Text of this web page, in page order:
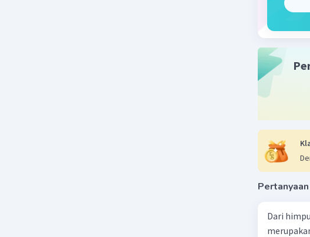
Dari
merupakan ko- respondensi satu-satu? a. {(1, 1), (2,